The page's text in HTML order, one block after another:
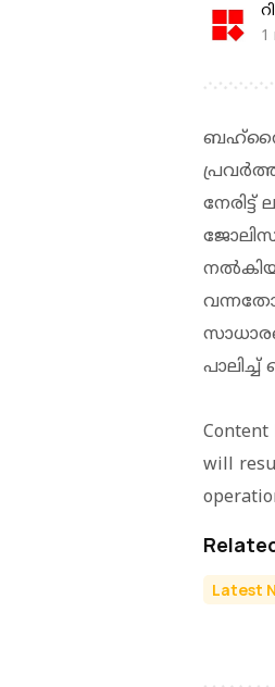
1
Content
will
Latest